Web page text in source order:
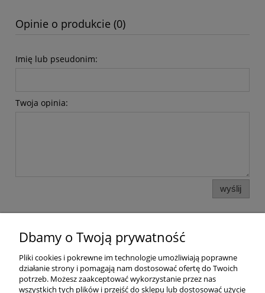
Opinie o produkcie (0)
Imię lub pseudonim:
Twoja opinia:
wyślij
Pomoc
Dostawa
Dbamy o Twoją prywatność
Pliki cookies i pokrewne im technologie umożliwiają poprawne
działanie strony i pomagają nam dostosować ofertę do Twoich
potrzeb. Możesz zaakceptować wykorzystanie przez nas
wszystkich tych plików i przejść do sklepu lub dostosować użycie